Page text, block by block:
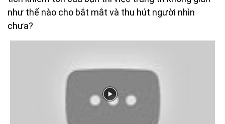
như thế nào cho bắt mắt và thu hút người nhìn
chưa?